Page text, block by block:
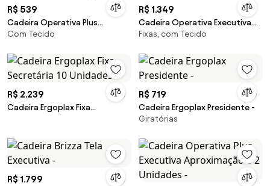
R$ 539
Cadeira Operativa Plus
Secretária Com Sapata -
Com Tecido
R$ 1.349
Cadeira Operativa Executiva
Fixa 2 Unidades -
Fixas, com Tecido
R$ 2.239
Cadeira Ergoplax Fixa
R$ 719
Cadeira Ergoplax Presidente -
Giratórias
R$ 1.799